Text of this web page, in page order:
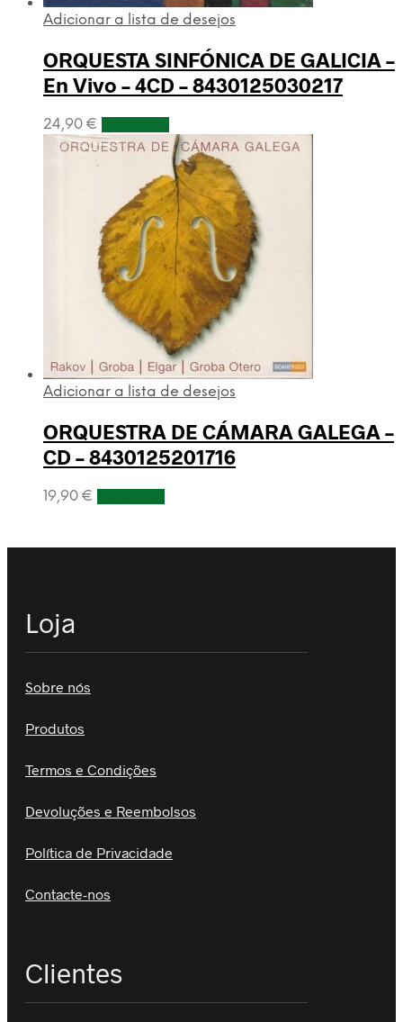
Adicionar a lista de desejos
ORQUESTA SINFÓNICA DE GALICIA –
En Vivo – 4CD – 8430125030217
24,90 €
Adicionar a lista de desejos
ORQUESTRA DE CÁMARA GALEGA –
CD – 8430125201716
19,90 €
Loja
Sobre nós
Produtos
Termos e Condições
Devoluções e Reembolsos
Política de Privacidade
Contacte-nos
Clientes